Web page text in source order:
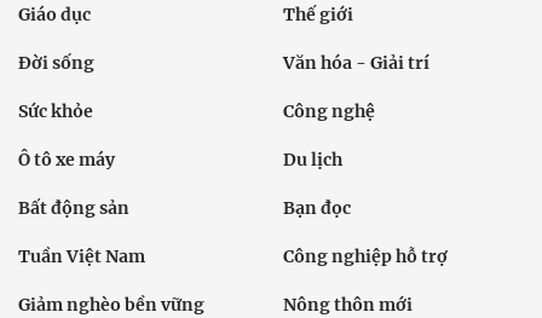
Giáo dục Thế giới
Đời sống Văn hóa - Giải trí
Sức khỏe Công nghệ
Ô tô xe máy Du lịch
Bất động sản Bạn đọc
Tuần Việt Nam Công nghiệp hỗ trợ
Giảm nghèo bền vững Nông thôn mới